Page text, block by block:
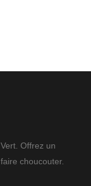
Offrez un
choucouter.